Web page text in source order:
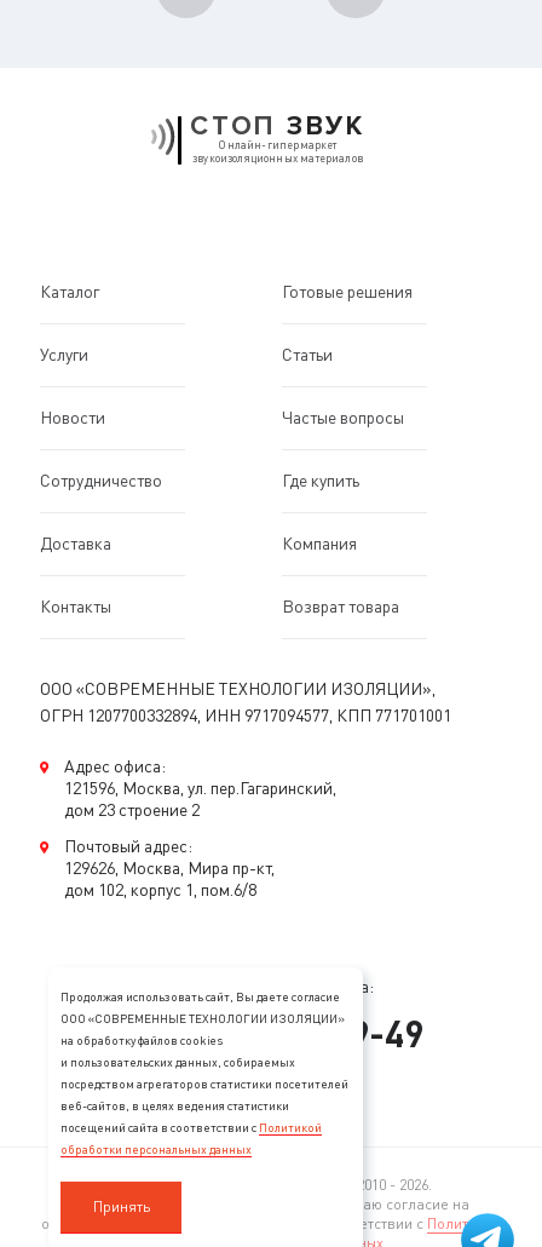
СТОП ЗВУК
Онлайн-гипермаркет
звукоизоляционных материалов
Каталог Готовые решения
Услуги Статьи
Новости Частые вопросы
Сотрудничество Где купить
Доставка Компания
Контакты Возврат товара
ООО «СОВРЕМЕННЫЕ ТЕХНОЛОГИИ ИЗОЛЯЦИИ»,
ОГРН 1207700332894, ИНН 9717094577, КПП 771701001
Адрес офиса:
121596, Москва, ул. пер.Гагаринский,
дом 23 строение 2
Почтовый адрес:
129626, Москва, Мира пр-кт,
дом 102, корпус 1, пом.6/8
Консультация специалиста:
+7(495)128-89-49
mail@stopzvuk.ru
© 2005—2026 Все права защищены. 2010 - 2026.
Продолжая пользование сайтом, я выражаю согласие на
обработку моих персональных данных в соответствии с Политикой
обработки персональных данных
Продолжая использовать сайт, Вы даете согласие
ООО «СОВРЕМЕННЫЕ ТЕХНОЛОГИИ ИЗОЛЯЦИИ»
на обработку файлов cookies
и пользовательских данных, собираемых
посредством агрегаторов статистики посетителей
веб-сайтов, в целях ведения статистики
посещений сайта в соответствии с Политикой
обработки персональных данных
Принять